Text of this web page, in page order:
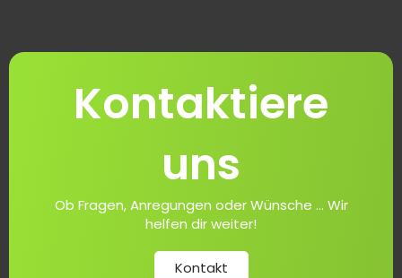
Kontaktiere
uns
Ob Fragen, Anregungen oder Wünsche ... Wir
helfen dir weiter!
Kontakt